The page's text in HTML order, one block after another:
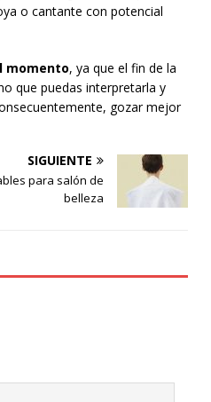
o cantante con potencial
momento, ya que el fin de la
que puedas interpretarla y
gozar mejor
SIGUIENTE
para salón de
belleza